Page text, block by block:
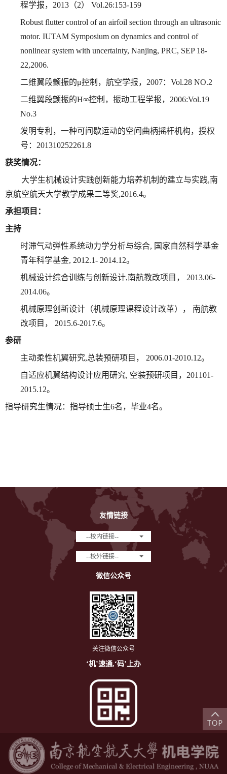
程学报， 2013 （2） Vol.26:153-159
Robust flutter control of an airfoil section through an ultrasonic
motor. IUTAM Symposium on dynamics and control of
nonlinear system with uncertainty, Nanjing, PRC, SEP 18-
22,2006.
二维翼段颤振的μ控制，航空学报， 2007： Vol.28 NO.2
二维翼段颤振的H∞控制，振动工程学报， 2006:Vol.19
No.3
发明专利，一种可间歇运动的空间曲柄摇杆机构，授权
号： 201310252261.8
获奖情况：
大学生机械设计实践创新能力培养机制的建立与实践,南
京航空航天大学教学成果二等奖,2016.4。
承担项目：
主持
时滞气动弹性系统动力学分析与综合, 国家自然科学基金
青年科学基金, 2012.1- 2014.12。
机械设计综合训练与创新设计,南航教改项目， 2013.06-
2014.06。
机械原理创新设计（机械原理课程设计改革）， 南航教
改项目， 2015.6-2017.6。
参研
主动柔性机翼研究,总装预研项目， 2006.01-2010.12。
自适应机翼结构设计应用研究, 空装预研项目， 201101-
2015.12。
指导研究生情况：指导硕士生6名，毕业4名。
友情链接
--校内链接--
--校外链接--
微信公众号
关注微信公众号
‘机’速通,‘码’上办